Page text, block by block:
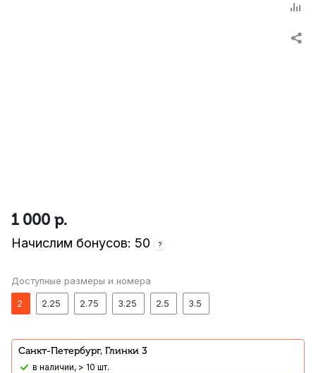
1 000 р.
Начислим бонусов: 50 ?
Доступные размеры и номера
2
2.25 2.75 3.25 2.5 3.5
Санкт-Петербург, Глинки 3
В наличии, > 10 шт.